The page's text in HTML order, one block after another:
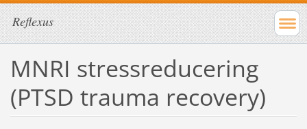
Reflexus
MNRI stressreducering
(PTSD trauma recovery)